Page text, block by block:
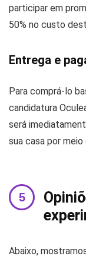
participar em
50% no custo
Entrega e
Para comprá-lo
candidatura
será
sua casa por
Abaixo,